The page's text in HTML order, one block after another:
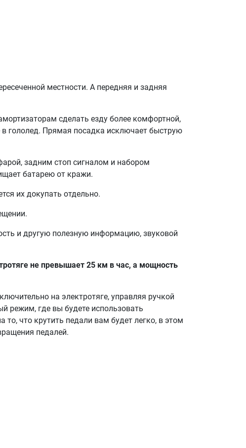
местности. А передняя и задняя
сделать езду более комфортной,
в гололед. Прямая посадка исключает быструю
задним стоп сигналом и набором
батарею от кражи.
их докупать отдельно.
и другую полезную информацию, звуковой
не превышает 25 км в час, а мощность
на электротяге, управляя ручкой
режим, где вы будете использовать
что крутить педали вам будет легко, в этом
педалей.